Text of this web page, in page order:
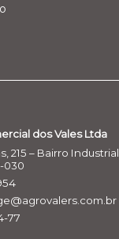
dos Vales Ltda
215 – Bairro Industrial
030
77